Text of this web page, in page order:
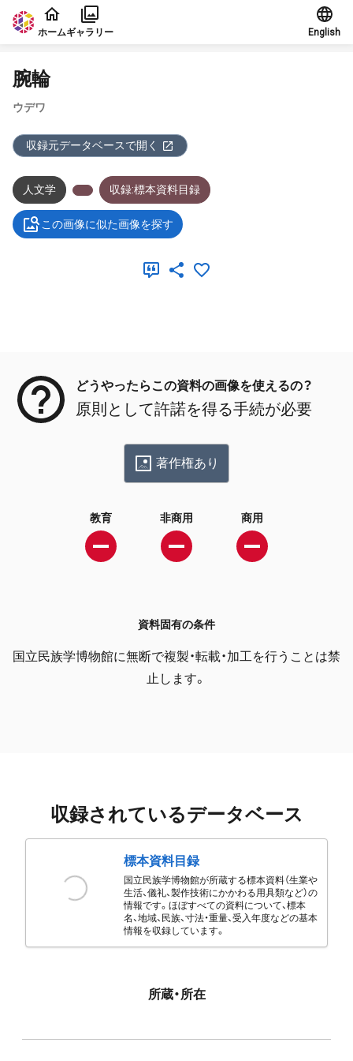
本文に飛ぶ
ホームギャラリー English
腕輪
ウデワ
収録元データベースで開く
人文学 収録:標本資料目録
この画像に似た画像を探す
どうやったらこの資料の画像を使えるの？
原則として許諾を得る手続が必要
著作権あり
教育 非商用 商用
資料固有の条件
国立民族学博物館に無断で複製・転載・加工を行うことは禁
止します。
収録されているデータベース
標本資料目録
国立民族学博物館が所蔵する標本資料（生業や
生活、儀礼、製作技術にかかわる用具類など）の
情報です。ほぼすべての資料について、標本
名、地域、民族、寸法・重量、受入年度などの基本
情報を収録しています。
所蔵・所在